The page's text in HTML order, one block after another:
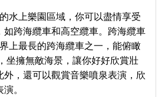
水上樂園區域，你可以盡情享受
跨海纜車和高空纜車。跨海纜車
上最長的跨海纜車之一，能俯瞰
坐擁無敵海景，讓你好好欣賞壯
外，還可以觀賞音樂噴泉表演，欣
。